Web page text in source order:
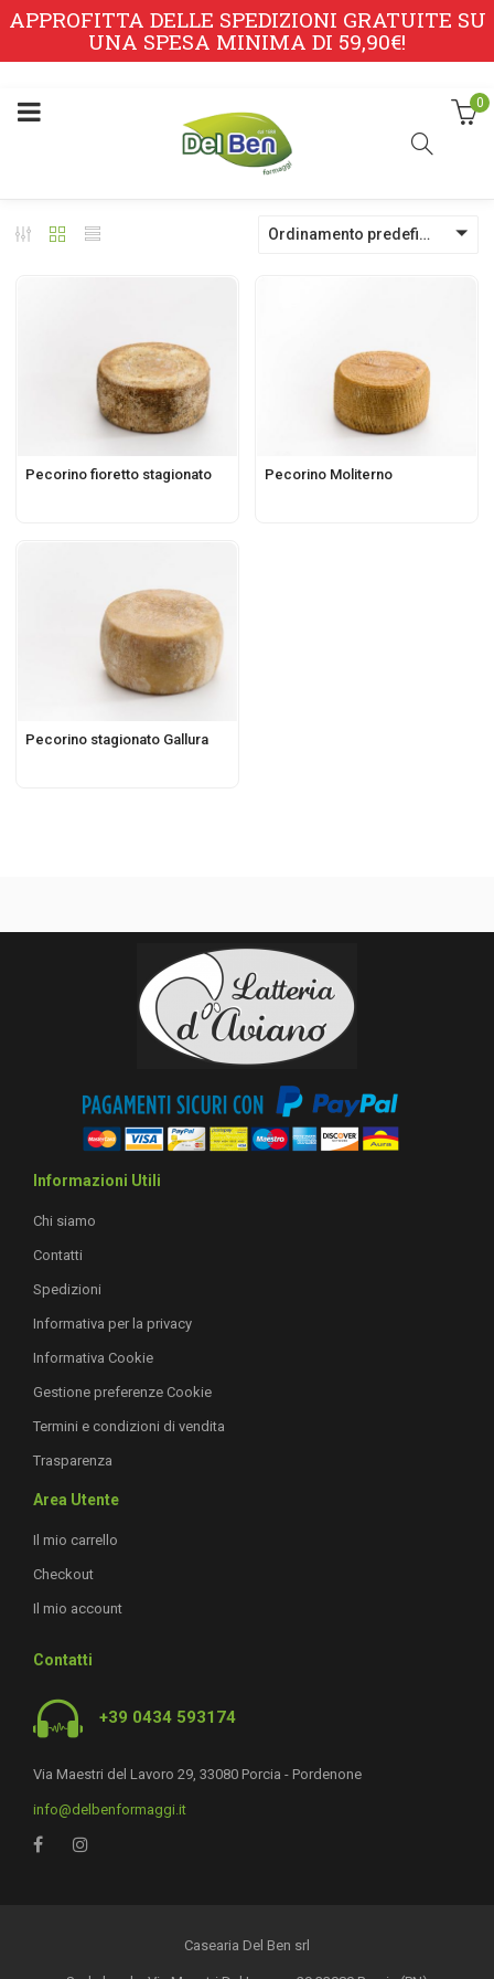
APPROFITTA DELLE SPEDIZIONI GRATUITE SU
UNA SPESA MINIMA DI 59,90€!
0
Ordinamento predefinito
Pecorino fioretto stagionato Pecorino Moliterno
Pecorino stagionato Gallura
Informazioni Utili
Chi siamo
Contatti
Spedizioni
Informativa per la privacy
Informativa Cookie
Gestione preferenze Cookie
Termini e condizioni di vendita
Trasparenza
Area Utente
Il mio carrello
Checkout
Il mio account
Contatti
+39 0434 593174
Via Maestri del Lavoro 29, 33080 Porcia - Pordenone
info@delbenformaggi.it
Casearia Del Ben srl